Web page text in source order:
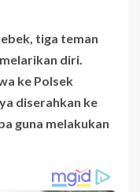
tiga teman
diri.
ke Polsek
diserahkan ke
guna melakukan